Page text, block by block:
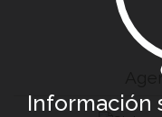
Información